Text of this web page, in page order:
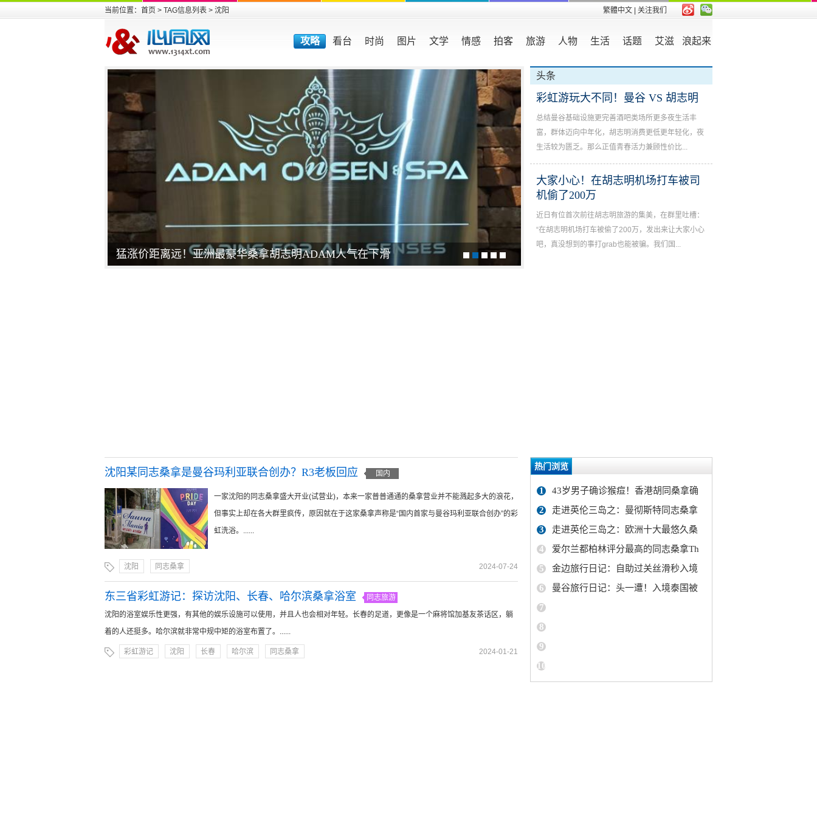
当前位置： 首页 > TAG信息列表 > 沈阳 繁體中文 | 关注我们
攻略 看台 时尚 图片 文学 情感 拍客 旅游 人物 生活 话题 艾滋 浪起来
猛涨价距离远！亚洲最豪华桑拿胡志明ADAM人气在下滑
头条
彩虹游玩大不同！曼谷 VS 胡志明
总结曼谷基础设施更完善酒吧类场所更多夜生活丰
富，群体迈向中年化，胡志明消费更低更年轻化，夜
生活较为匮乏。那么正值青春活力兼顾性价比...
大家小心！在胡志明机场打车被司
机偷了200万
近日有位首次前往胡志明旅游的集美，在群里吐槽：
“在胡志明机场打车被偷了200万，发出来让大家小心
吧，真没想到的事打grab也能被骗。我们国...
沈阳某同志桑拿是曼谷玛利亚联合创办？R3老板回应 国内
一家沈阳的同志桑拿盛大开业(试营业)，本来一家普普通通的桑拿营业并不能溅起多大的浪花，
但事实上却在各大群里疯传，原因就在于这家桑拿声称是“国内首家与曼谷玛利亚联合创办”的彩
虹洗浴。......
沈阳 同志桑拿 2024-07-24
东三省彩虹游记：探访沈阳、长春、哈尔滨桑拿浴室
同志旅游
沈阳的浴室娱乐性更强，有其他的娱乐设施可以使用，并且人也会相对年轻。长春的足道，更像是一个麻将馆加基友茶话区，躺
着的人还挺多。哈尔滨就非常中规中矩的浴室布置了。......
彩虹游记 沈阳 长春 哈尔滨 同志桑拿 2024-01-21
热门浏览
1
43岁男子确诊猴痘！香港胡同桑拿确
2
走进英伦三岛之：曼彻斯特同志桑拿
3
走进英伦三岛之：欧洲十大最悠久桑
4
爱尔兰都柏林评分最高的同志桑拿Th
5
金边旅行日记：自助过关丝滑秒入境
6
曼谷旅行日记：头一遭！入境泰国被
7
8
9
10